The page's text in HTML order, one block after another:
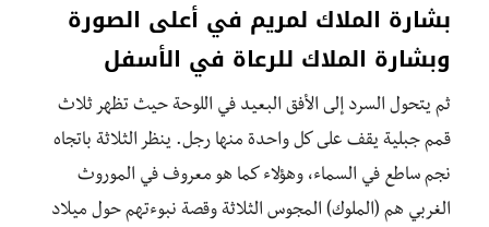
بشارة الملاك لمريم في أعلى الصورة
وبشارة الملاك للرعاة في الأسفل
ثم يتحول السرد إلى الأفق البعيد في اللوحة حيث تظهر ثلاث
قمم جبلية يقف على كل واحدة منها رجل. ينظر الثلاثة باتجاه
نجم ساطع في السماء، وهؤلاء كما هو معروف في الموروث
الغربي هم (الملوك) المجوس الثلاثة وقصة نبوءتهم حول ميلاد